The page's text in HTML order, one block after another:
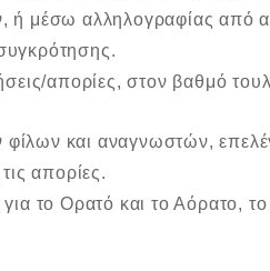
ή μέσω αλληλογραφίας
απορίες, στον βαθμό
και αναγνωστών,
απορίες.
το Ορατό και το Αόρατο,